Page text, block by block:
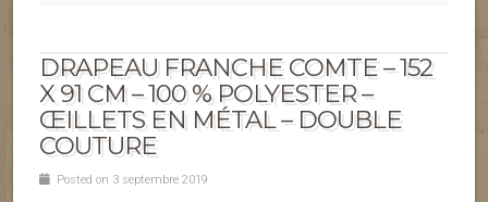
DRAPEAU FRANCHE COMTE – 152
X 91 CM – 100 % POLYESTER –
ŒILLETS EN MÉTAL – DOUBLE
COUTURE
Posted on 3 septembre 2019